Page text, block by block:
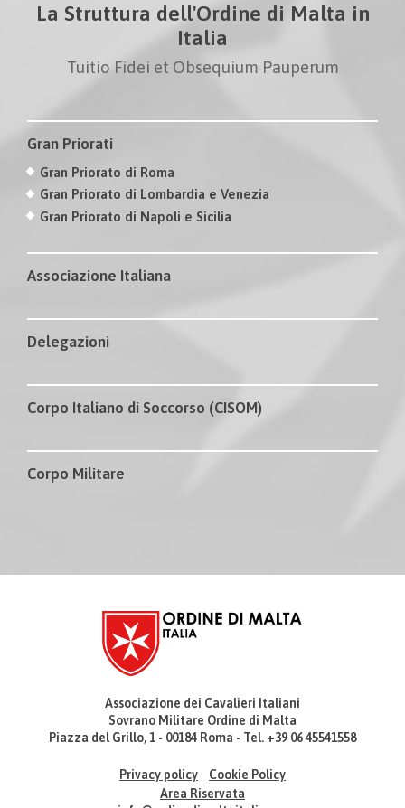
La Struttura dell'Ordine di Malta in
Italia
Tuitio Fidei et Obsequium Pauperum
Gran Priorati
Gran Priorato di Roma
Gran Priorato di Lombardia e Venezia
Gran Priorato di Napoli e Sicilia
Associazione Italiana
Delegazioni
Corpo Italiano di Soccorso (CISOM)
Corpo Militare
Associazione dei Cavalieri Italiani
Sovrano Militare Ordine di Malta
Piazza del Grillo, 1 - 00184 Roma - Tel. +39 06 45541558
Privacy policy
Cookie Policy
Area Riservata